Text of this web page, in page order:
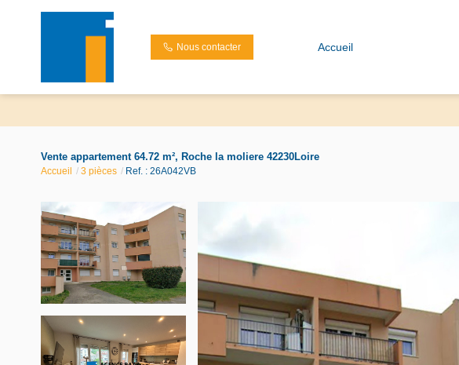
Nous contacter Accueil
Vente appartement 64.72 m², Roche la moliere 42230Loire
Accueil 3 pièces Ref. : 26A042VB